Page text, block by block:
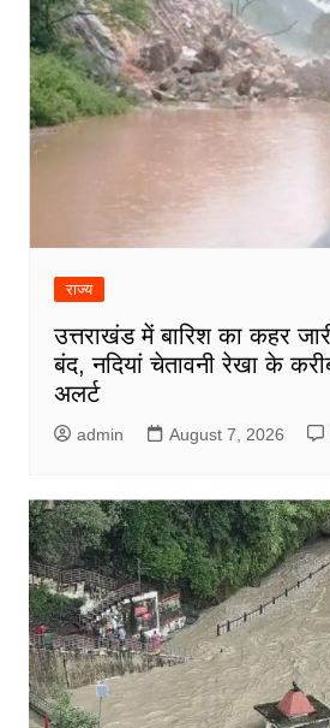
राज्य
उत्तराखंड में बारिश का कहर
बंद, नदियां चेतावनी रेखा के
अलर्ट
admin August 7, 2026